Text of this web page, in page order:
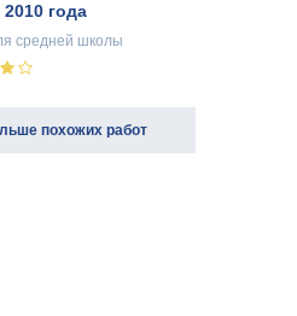
года
средней школы
похожих работ